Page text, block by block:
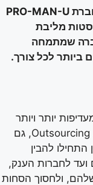
PRO-MAN-U
מליבת
שמתמחה
ביותר לכל צורך.
יותר ויותר
להוציא שירותים לחברות מתמחות בשירות Outsourcing, גם
להבין
לחברות הענק,
ולחסוך הסחות